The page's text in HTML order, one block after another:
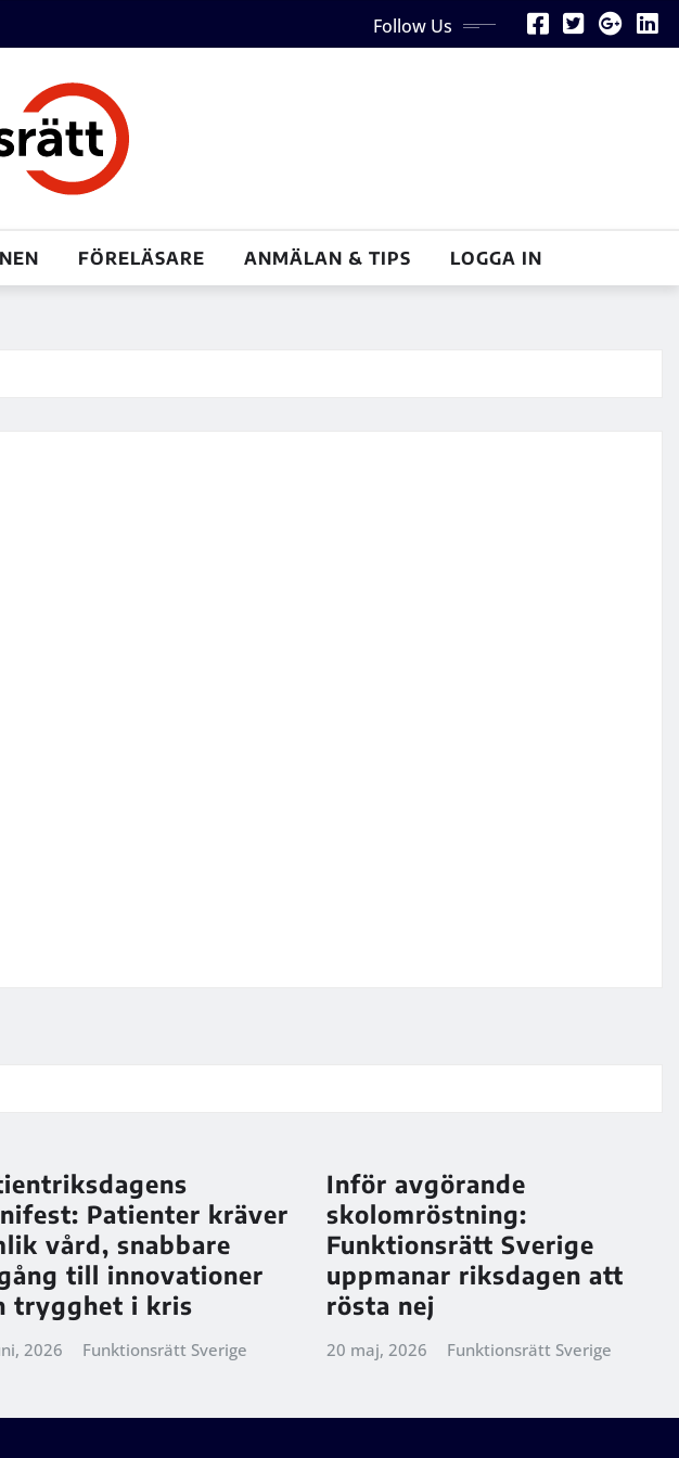
Follow Us
FÖRELÄSARE ANMÄLAN & TIPS LOGGA IN
Patienter kräver
vård, snabbare
till innovationer
trygghet i kris
2026 Funktionsrätt Sverige
Inför avgörande
skolomröstning:
Funktionsrätt Sverige
uppmanar riksdagen att
rösta nej
20 maj, 2026 Funktionsrätt Sverige